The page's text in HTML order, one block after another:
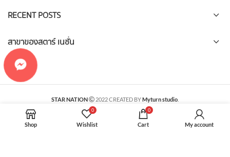
RECENT POSTS
สาขาของสตาร์ เนชั่น
STAR NATION 2022 CREATED BYMyturn studio
Shop
0
Wishlist
0
Cart My account